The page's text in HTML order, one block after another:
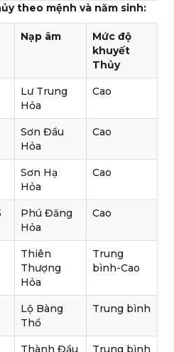
theo mệnh và năm sinh:
Nạp âm
Mức độ
khuyết
Thủy
Lư Trung
Hỏa
Cao
Sơn Đầu
Hỏa
Cao
Sơn Hạ
Hỏa
Cao
Phú Đăng
Hỏa
Cao
Thiên
Thượng
Hỏa
Trung
bình-Cao
Lộ Bàng
Thổ
Trung bình
Thành Đầu
Trung bình